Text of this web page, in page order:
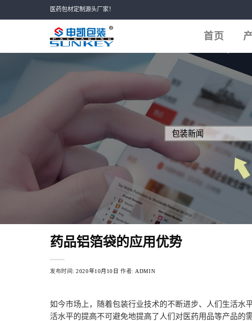
to
医药包材定制源头厂家！
首页
药品铝箔袋的应用优势
发布时间:2020年10月10日 作者: ADMIN
如今市场上，随着包装行业技术的不断进步、人们生活水
活水平的提高不可避免地提高了人们对医药用品等产品的